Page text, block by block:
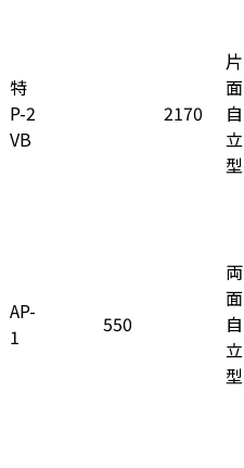
2170
特
P-2
VB
片
面
自
立
型
AP-
1
550
両
面
自
立
型